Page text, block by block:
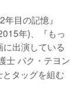
目の記憶』
年)、『もっ
出演している
士 パク・テヨン
タッグを組む